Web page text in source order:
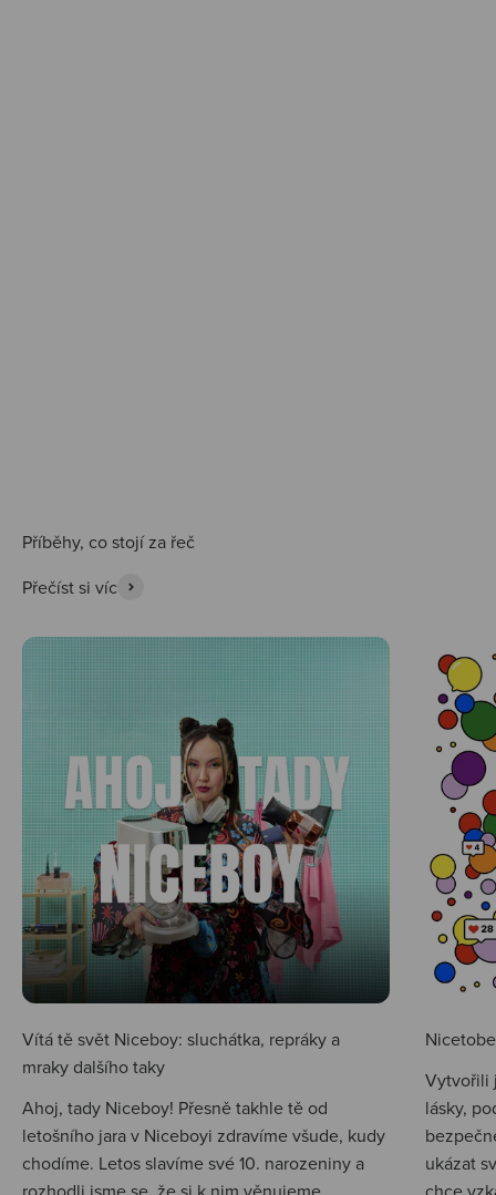
Přečíst si víc
Vítá tě svět Niceboy: sluchátka, repráky a
mraky dalšího taky
Ahoj, tady Niceboy! Přesně takhle tě od
letošního jara v Niceboyi zdravíme všude, kudy
chodíme. Letos slavíme své 10. narozeniny a
Vytvořili
lásky,
ukázat